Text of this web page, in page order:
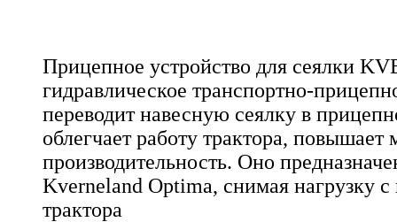
Прицепное устройство для сеялки
гидравлическое транспортно-
переводит навесную сеялку в
облегчает работу трактора, повышает
производительность. Оно
Kverneland Optima, снимая нагрузку
трактора